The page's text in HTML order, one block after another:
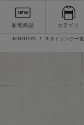
新着商品 カテゴリ
BINGOYA スタイリング一覧